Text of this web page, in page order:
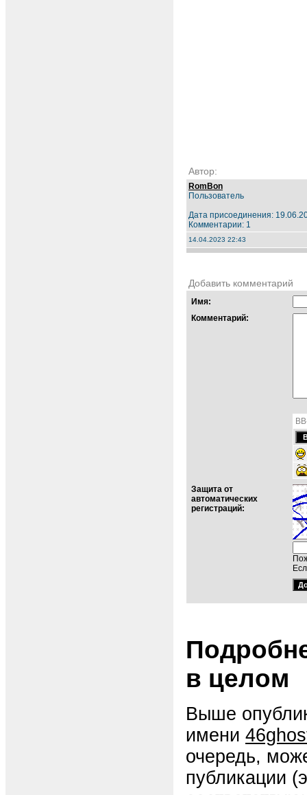
Автор:
RomBon
Пользователь
Дата присоединения:
Комментарии: 1
14.04.2023 22:43
Добавить комментарий
Имя:
Комментарий:
Защита от
автоматических
регистраций:
в целом
Выше
имени
очередь,
публикации